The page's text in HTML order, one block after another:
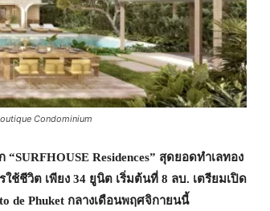
Condominium
“SURFHOUSE Residences” สุดยอดทำเลทอง
ใช้ชีวิต เพียง 34 ยูนิต เริ่มต้นที่ 8 ลบ. เตรียมเปิด
de Phuket กลางเดือนพฤศจิกายนนี้